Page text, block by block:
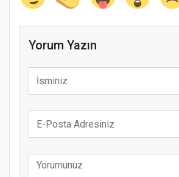
Yorum Yazın